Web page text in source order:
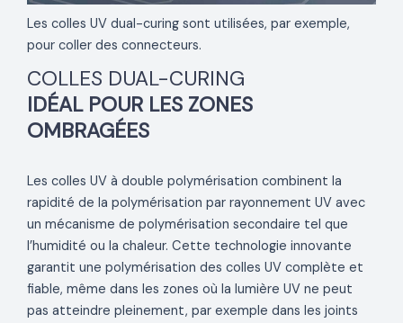
Les colles UV dual-curing sont utilisées, par exemple,
pour coller des connecteurs.
COLLES DUAL-CURING
IDÉAL POUR LES ZONES
OMBRAGÉES
Les colles UV à double polymérisation combinent la
rapidité de la polymérisation par rayonnement UV avec
un mécanisme de polymérisation secondaire tel que
l’humidité ou la chaleur. Cette technologie innovante
garantit une polymérisation des colles UV complète et
fiable, même dans les zones où la lumière UV ne peut
pas atteindre pleinement, par exemple dans les joints